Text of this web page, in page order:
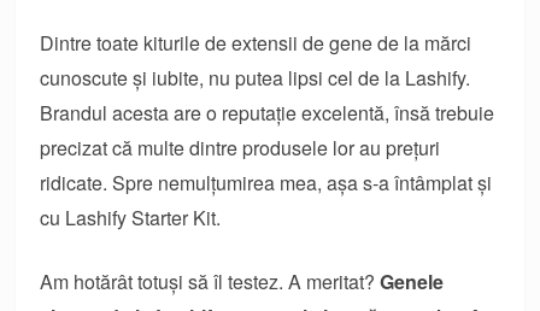
Dintre toate kiturile de extensii de gene de la mărci
cunoscute și iubite, nu putea lipsi cel de la Lashify.
Brandul acesta are o reputație excelentă, însă trebuie
precizat că multe dintre produsele lor au prețuri
ridicate. Spre nemulțumirea mea, așa s-a întâmplat și
cu Lashify Starter Kit.
Am hotărât totuși să îl testez. A meritat?Genele